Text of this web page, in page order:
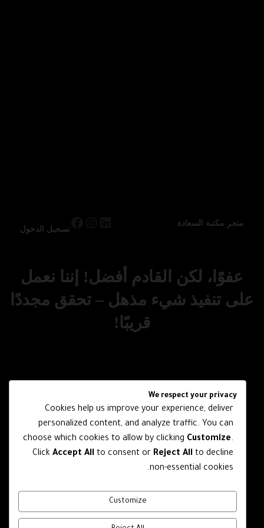
متجر مكتبة السعادة
تسجيل الدخول
عفوًا، لكن القادم أفضل! إننا نعمل
على تنفيذ شيء مذهل – تحقق مجددًا
قريبًا!
We respect your privacy
Cookies help us improve your experience, deliver
personalized content, and analyze traffic. You can
choose which cookies to allow by clicking Customize.
ClickAccept All to consent or Reject All to decline
non-essential cookies.
Customize